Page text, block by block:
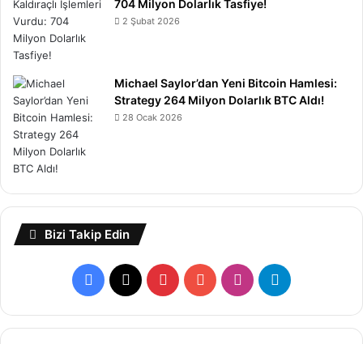
704 Milyon Dolarlık Tasfiye!
2 Şubat 2026
Michael Saylor’dan Yeni Bitcoin Hamlesi:
Strategy 264 Milyon Dolarlık BTC Aldı!
28 Ocak 2026
Bizi Takip Edin
Facebook
X PinterestYouTubeInstagramTelegram